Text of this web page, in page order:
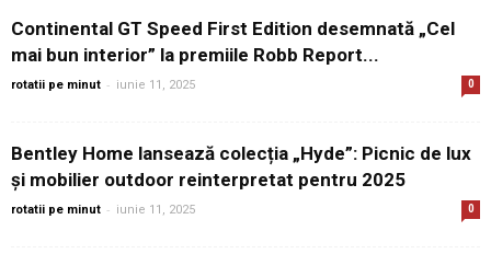
Continental GT Speed First Edition desemnată „Cel
mai bun interior” la premiile Robb Report...
rotatii pe minut - iunie 11, 2025 0
Bentley Home lansează colecția „Hyde”: Picnic de lux
și mobilier outdoor reinterpretat pentru 2025
rotatii pe minut - iunie 11, 2025 0